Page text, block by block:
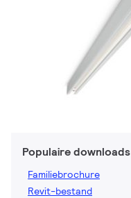
Populaire downloads
Familiebrochure
Revit-bestand